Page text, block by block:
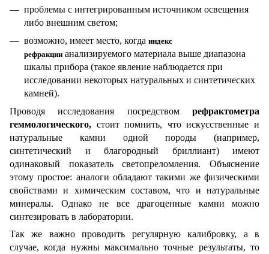
проблемы с интегрированным источником освещения
либо внешним светом;
возможно, имеет место, когда индекс
рефракции анализируемого материала выше диапазона
шкалы прибора (такое явление наблюдается при
исследовании некоторых натуральных и синтетических
камней).
Проводя исследования посредством рефрактометра
геммологического, стоит помнить, что искусственные и
натуральные камни одной породы (например,
синтетический и благородный бриллиант) имеют
одинаковый показатель светопреломления. Объяснение
этому простое: аналоги обладают такими же физическими
свойствами и химическим составом, что и натуральные
минералы. Однако не все драгоценные камни можно
синтезировать в лаборатории.
Так же важно проводить регулярную калибровку, а в
случае, когда нужны максимально точные результаты, то